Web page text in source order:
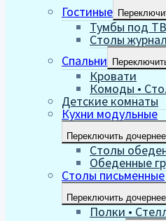
Гостиные
Тумбы под ТВ
Столы
Спальни
Кровати
Комоды •
Детские комнаты
Кухни модульные
Переключить
Столы
Обеденные
Столы письменные
Переключить
Полки •